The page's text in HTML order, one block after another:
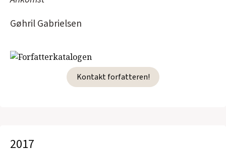
Gøhril Gabrielsen
Kontakt forfatteren!
2017